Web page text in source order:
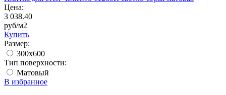
Цена:
3 038.40
руб/м2
Купить
Размер:
300x600
Тип поверхности:
Матовый
В избранное